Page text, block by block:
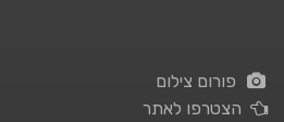
פורום צילום
הצטרפו לאתר